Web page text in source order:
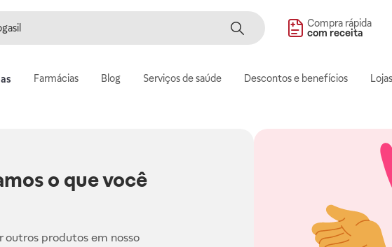
Compra rápida
com receita
Farmácias Blog Serviços de saúde Descontos e benefícios
o que você
outros produtos em nosso